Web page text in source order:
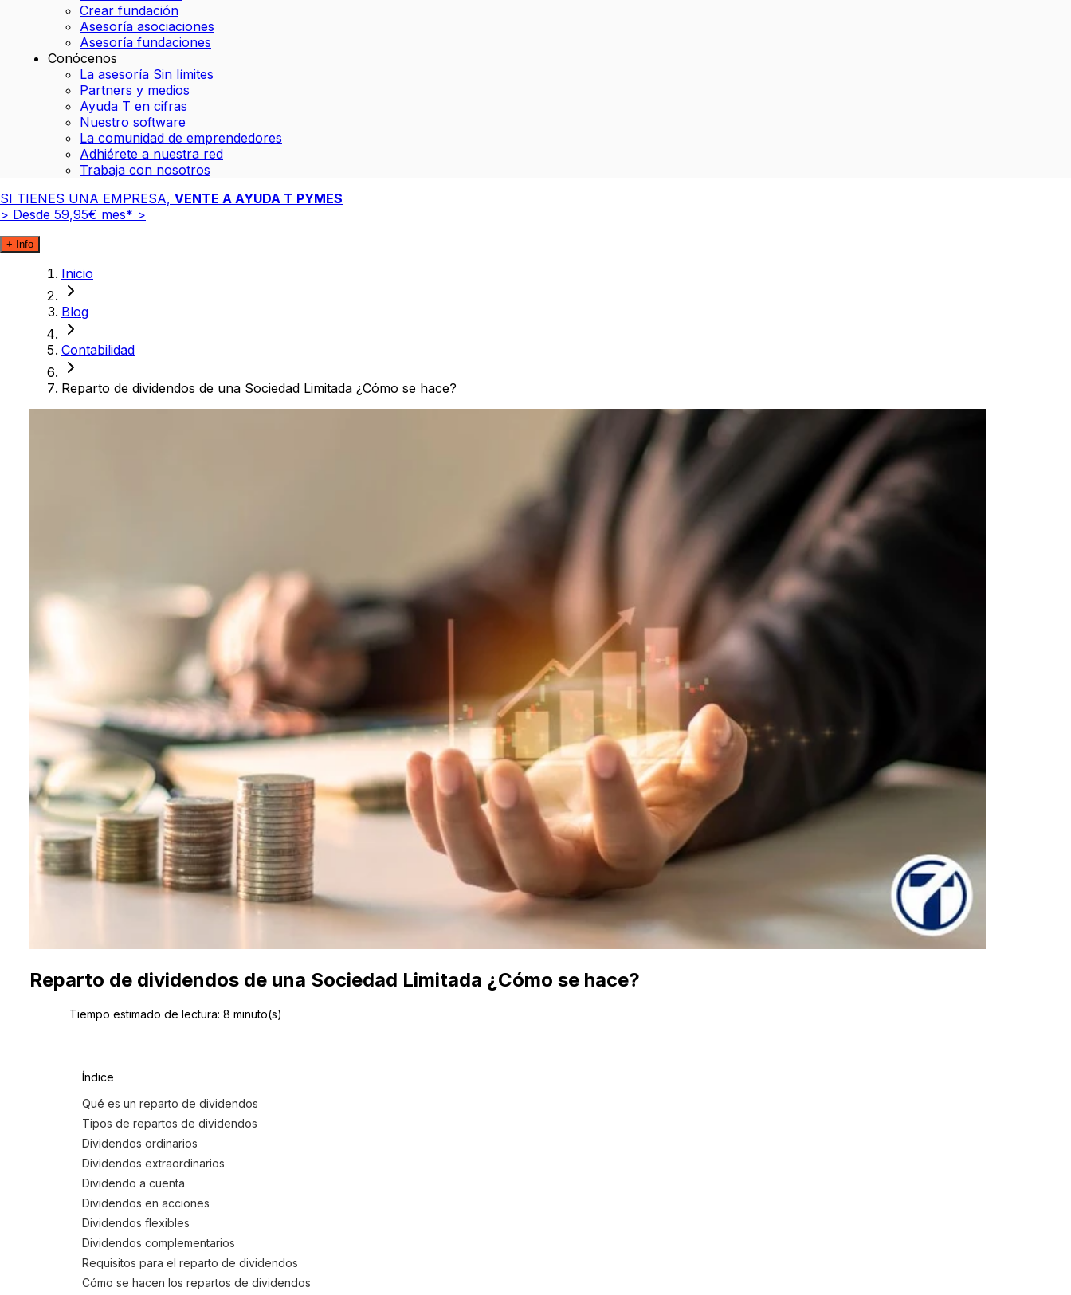
Crear fundación
Asesoría asociaciones
Asesoría fundaciones
Conócenos
La asesoría Sin límites
Partners y medios
Ayuda T en cifras
Nuestro software
La comunidad de emprendedores
Adhiérete a nuestra red
Trabaja con nosotros
SI TIENES UNA EMPRESA, VENTE A AYUDA T PYMES
> Desde 59,95€ mes* >
+ Info
Inicio
Blog
Contabilidad
Reparto de dividendos de una Sociedad Limitada ¿Cómo se hace?
Reparto de dividendos de una Sociedad Limitada ¿Cómo se hace?
Tiempo estimado de lectura: 8 minuto(s)
Índice
Qué es un reparto de dividendos
Tipos de repartos de dividendos
Dividendos ordinarios
Dividendos extraordinarios
Dividendo a cuenta
Dividendos en acciones
Dividendos flexibles
Dividendos complementarios
Requisitos para el reparto de dividendos
Cómo se hacen los repartos de dividendos